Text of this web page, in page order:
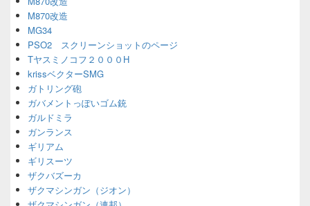
M870改造
MG34
PSO2 スクリーンショットのページ
Tヤスミノコフ２０００H
krissベクターSMG
ガトリング砲
ガバメントっぽいゴム銃
ガルドミラ
ガンランス
ギリアム
ギリスーツ
ザクバズーカ
ザクマシンガン（ジオン）